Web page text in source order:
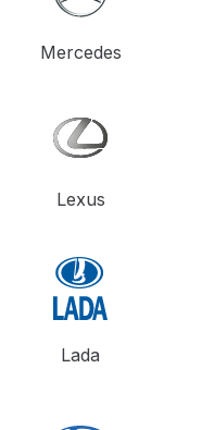
Mercedes
Lexus
Lada